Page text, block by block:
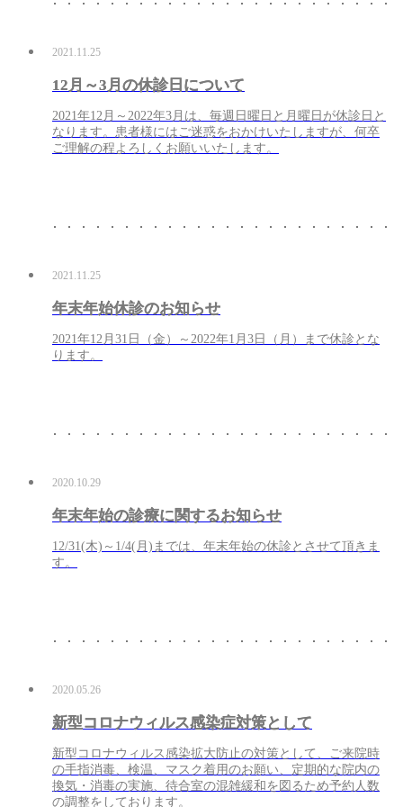
2021.11.25
12月～3月の休診日について
2021年12月～2022年3月は、毎週日曜日と月曜日が休診日と
なります。患者様にはご迷惑をおかけいたしますが、何卒
ご理解の程よろしくお願いいたします。
2021.11.25
年末年始休診のお知らせ
2021年12月31日（金）～2022年1月3日（月）まで休診とな
ります。
2020.10.29
年末年始の診療に関するお知らせ
12/31(木)～1/4(月)までは、年末年始の休診とさせて頂きま
す。
2020.05.26
新型コロナウィルス感染症対策として
新型コロナウィルス感染拡大防止の対策として、ご来院時
の手指消毒、検温、マスク着用のお願い、定期的な院内の
換気・消毒の実施、待合室の混雑緩和を図るため予約人数
の調整をしております。